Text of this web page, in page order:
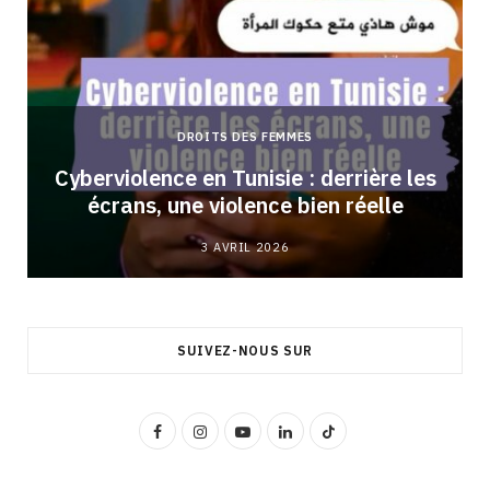
DROITS DES FEMMES
Cyberviolence en Tunisie : derrière les
écrans, une violence bien réelle
3 AVRIL 2026
SUIVEZ-NOUS SUR
F
I
Y
L
T